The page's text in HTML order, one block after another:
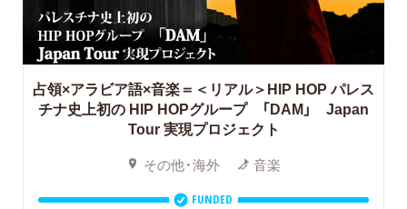
占領×アラビア語×音楽＝＜リアル＞HIP HOPパレス
チナ史上初の HIP HOPグループ 「DAM」 Japan
Tour 実現プロジェクト
その他・海外 音楽
FUNDED